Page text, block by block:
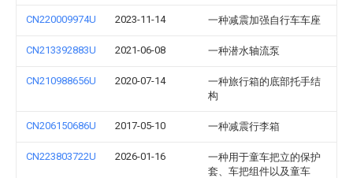
CN220009974U 2023-11-14 一种减震加强自行车车座
CN213392883U 2021-06-08 一种潜水轴流泵
CN210988656U 2020-07-14
一种旅行箱的底部托手结
构
CN206150686U 2017-05-10 一种减震行李箱
CN223803722U 2026-01-16
一种用于童车把立的保护
套、车把组件以及童车